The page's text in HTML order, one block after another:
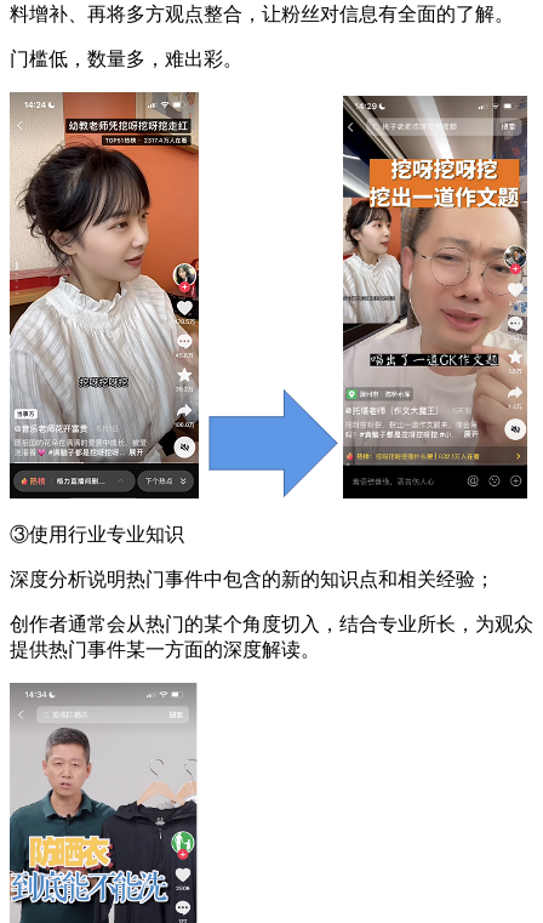
料增补、再将多方观点整合，让粉丝对信息有全面的了解。
门槛低，数量多，难出彩。
③使用行业专业知识
深度分析说明热门事件中包含的新的知识点和相关经验；
创作者通常会从热门的某个角度切入，结合专业所长，为观众
提供热门事件某一方面的深度解读。